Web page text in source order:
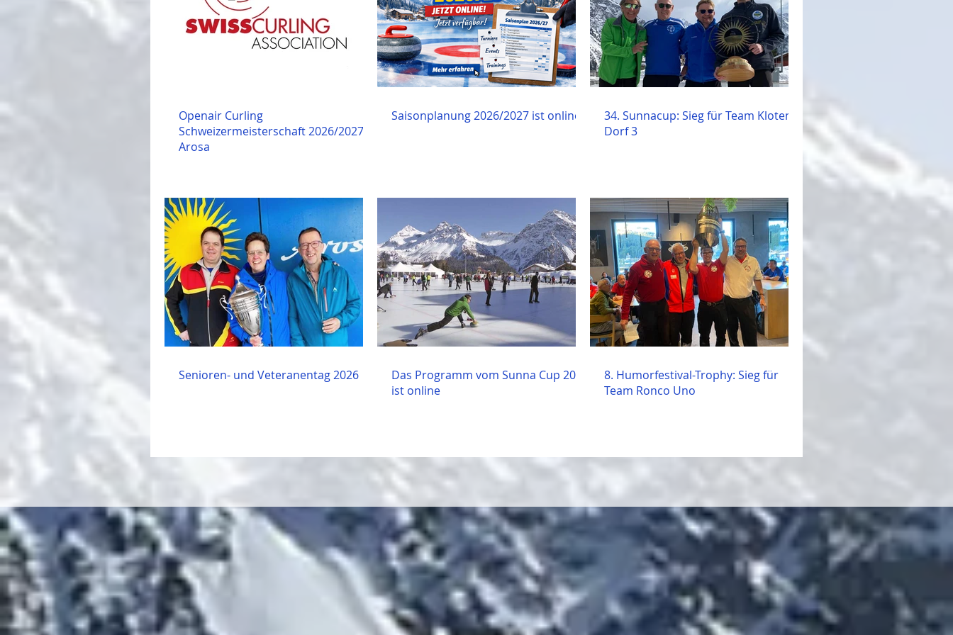
Openair Curling
Schweizermeisterschaft 2026/2027 in
Arosa
Saisonplanung 2026/2027 ist online
34. Sunnacup: Sieg für Team Kloten-
Dorf 3
Senioren- und Veteranentag 2026
Das Programm vom Sunna Cup 2026
ist online
8. Humorfestival-Trophy: Sieg für
Team Ronco Uno